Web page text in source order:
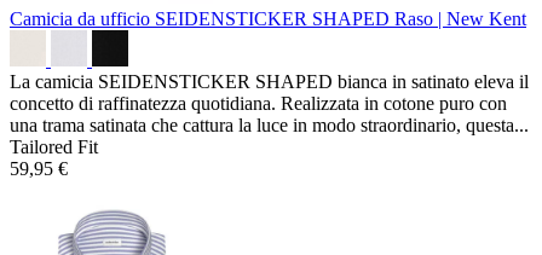
Camicia da ufficio SEIDENSTICKER SHAPED Raso | New Kent
La camicia SEIDENSTICKER SHAPED bianca in satinato eleva il
concetto di raffinatezza quotidiana. Realizzata in cotone puro con
una trama satinata che cattura la luce in modo straordinario, questa...
Tailored Fit
59,95 €